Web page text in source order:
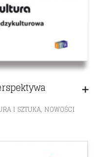
I SZTUKA, NOWOŚCI